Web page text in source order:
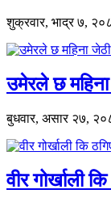
शुक्रवार, भाद्र ७,
उमेरले छ
बुधवार, असार २७,
वीर गोर्खाली